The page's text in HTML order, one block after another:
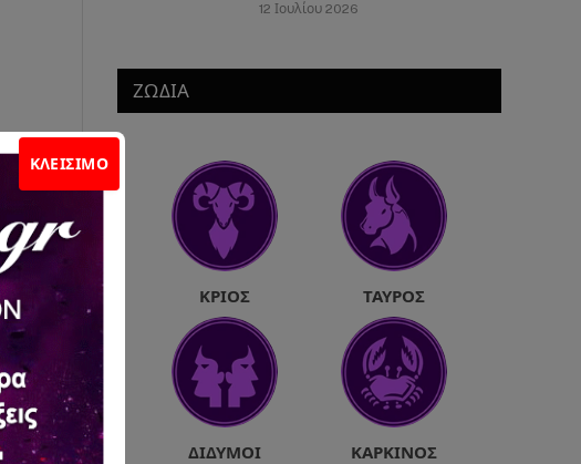
ΚΛΕΊΣΙΜΟ
12 Ιουλίου 2026
ΖΩΔΙΑ
ΚΡΙΌΣ ΤΑΎΡΟΣ
ΔΊΔΥΜΟΙ ΚΑΡΚΊΝΟΣ